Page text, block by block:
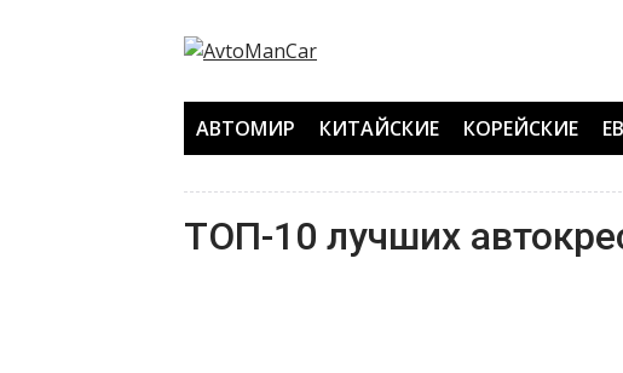
АВТОМИР КИТАЙСКИЕ КОРЕЙСКИЕ
ТОП-10 лучших